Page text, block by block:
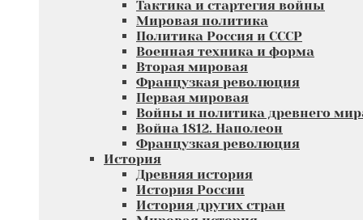
Тактика и стартегия войны
Мировая политика
Политика Россия и СССР
Военная техника и форма
Вторая мировая
Французкая революция
Первая мировая
Войны и политика древнего
Война 1812. Наполеон
Французкая революция
История
Древняя история
История России
История других стран